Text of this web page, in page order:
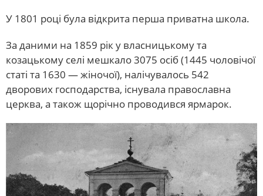
У 1801 році була відкрита перша приватна школа.
За даними на 1859 рік у власницькому та
козацькому селі мешкало 3075 осіб (1445 чоловічої
статі та 1630 — жіночої), налічувалось 542
дворових господарства, існувала православна
церква, а також щорічно проводився ярмарок.